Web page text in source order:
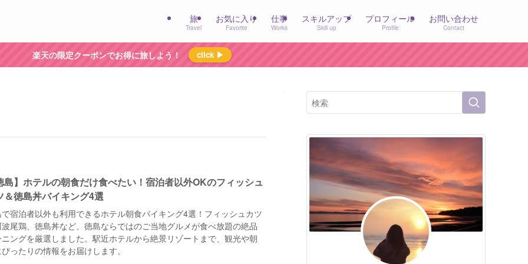
旅
Travel
お気に入り
Favorite
仕事
Works
スキルアップ
Skill up
プロフィール
Profile
お問い合わせ
Contact
楽天の限定クーポンでお得に旅しよう！ click ▶
島】ホテルの朝食だけ食べたい！宿泊者以外OKのフィッシュ
＆徳島丼バイキング4選
宿泊者以外も利用できるホテル朝食バイキング4選！フィッシュカツ
尾鶏、徳島丼など、徳島ならではのご当地グルメが食べ放題の絶品
ングを厳選しました。駅近ホテルから絶景リゾートまで、観光や朝
ったりの情報をお届けします。